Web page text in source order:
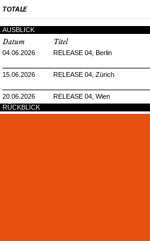
TOTALE
AUSBLICK
Datum Titel
04.06.2026 RELEASE 04, Berlin
15.06.2026 RELEASE 04, Zürich
20.06.2026 RELEASE 04, Wien
RÜCKBLICK